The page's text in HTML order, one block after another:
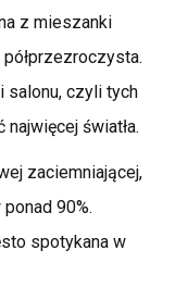
z mieszanki
salonu, czyli tych
światła.
zaciemniającej,
90%.
spotykana w